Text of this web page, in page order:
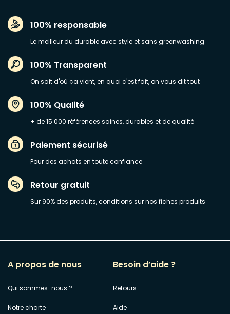
100% responsable
Le meilleur du durable avec style et sans greenwashing
100% Transparent
On sait d'où ça vient, en quoi c'est fait, on vous dit tout
100% Qualité
+ de 15 000 références saines, durables et de qualité
Paiement sécurisé
Pour des achats en toute confiance
Retour gratuit
Sur 90% des produits, conditions sur nos fiches produits
A propos de nous
Qui sommes-nous ?
Notre charte
Besoin d’aide ?
Retours
Aide